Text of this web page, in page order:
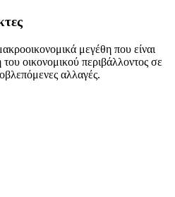
μεγέθη που είναι
οικονομικού περιβάλλοντος σε
αλλαγές.